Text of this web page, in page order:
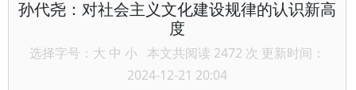
孙代尧：对社会主义文化建设规律的认识新高
度
选择字号： 大 中 小 本文共阅读 2472 次 更新时间：
2024-12-21 20:04